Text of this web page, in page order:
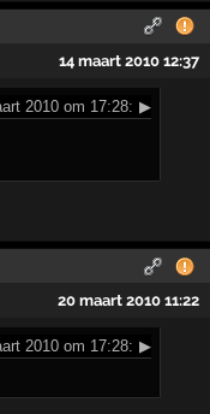
14 maart 2010 12:37
2010 om 17:28: ▶
20 maart 2010 11:22
2010 om 17:28: ▶